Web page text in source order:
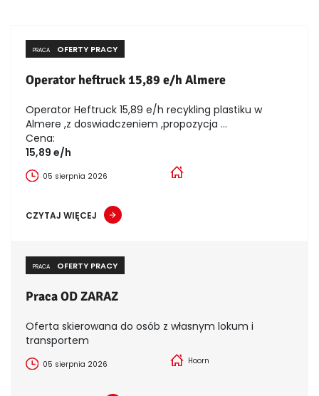
PRACA OFERTY PRACY
Operator heftruck 15,89 e/h Almere
Operator Heftruck 15,89 e/h recykling plastiku w
Almere ,z doswiadczeniem ,propozycja ...
Cena:
15,89 e/h
05 sierpnia 2026
CZYTAJ WIĘCEJ
PRACA OFERTY PRACY
Praca OD ZARAZ
Oferta skierowana do osób z własnym lokum i
transportem
05 sierpnia 2026 Hoorn